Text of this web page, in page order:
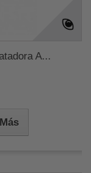
A...
Más